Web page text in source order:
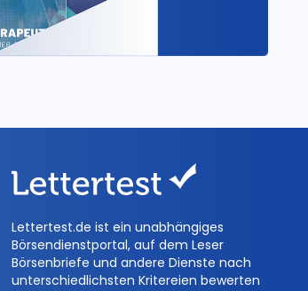
Lettertest.de ist ein unabhängiges
Börsendienstportal, auf dem Leser
Börsenbriefe und andere Dienste nach
unterschiedlichsten Kritereien bewerten